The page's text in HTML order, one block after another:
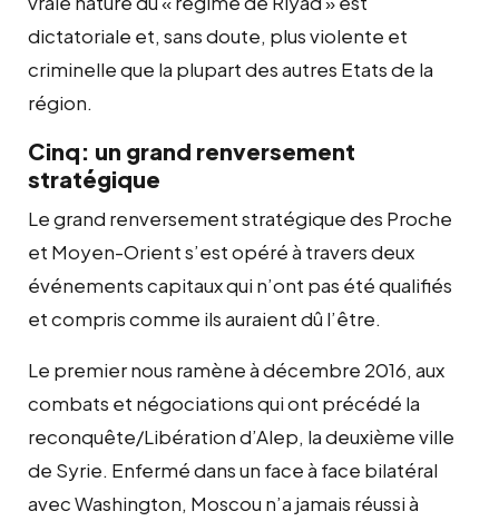
dictatoriale et, sans doute, plus violente et
criminelle que la plupart des autres Etats de la
région.
Cinq: un grand renversement
stratégique
Le grand renversement stratégique des Proche
et Moyen-Orient s’est opéré à travers deux
événements capitaux qui n’ont pas été qualifiés
et compris comme ils auraient dû l’être.
Le premier nous ramène à décembre 2016, aux
combats et négociations qui ont précédé la
reconquête/Libération d’Alep, la deuxième ville
de Syrie. Enfermé dans un face à face bilatéral
avec Washington, Moscou n’a jamais réussi à